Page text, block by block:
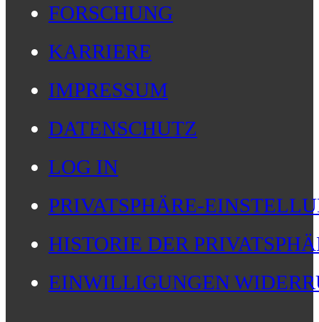
FORSCHUNG
KARRIERE
IMPRESSUM
DATENSCHUTZ
LOG IN
PRIVATSPHÄRE-
HISTORIE DER
EINWILLIGUNGEN